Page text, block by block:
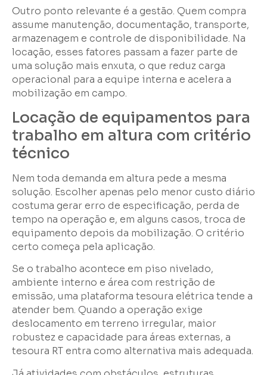
Outro ponto relevante é a gestão. Quem compra
assume manutenção, documentação, transporte,
armazenagem e controle de disponibilidade. Na
locação, esses fatores passam a fazer parte de
uma solução mais enxuta, o que reduz carga
operacional para a equipe interna e acelera a
mobilização em campo.
Locação de equipamentos para
trabalho em altura com critério
técnico
Nem toda demanda em altura pede a mesma
solução. Escolher apenas pelo menor custo diário
costuma gerar erro de especificação, perda de
tempo na operação e, em alguns casos, troca de
equipamento depois da mobilização. O critério
certo começa pela aplicação.
Se o trabalho acontece em piso nivelado,
ambiente interno e área com restrição de
emissão, uma plataforma tesoura elétrica tende a
atender bem. Quando a operação exige
deslocamento em terreno irregular, maior
robustez e capacidade para áreas externas, a
tesoura RT entra como alternativa mais adequada.